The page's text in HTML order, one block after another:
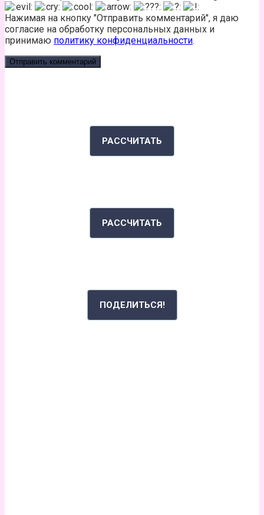
Нажимая на кнопку "Отправить комментарий", я даю
согласие на обработку персональных данных и
принимаю политику конфиденциальности.
РАССЧИТАТЬ
РАССЧИТАТЬ
ПОДЕЛИТЬСЯ!